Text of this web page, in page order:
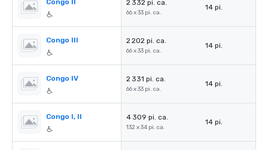
Congo II 2 332 pi. ca.
66 x 33 pi. ca.
14 pi.
Congo III 2 202 pi. ca.
66 x 33 pi. ca.
14 pi.
Congo IV 2 331 pi. ca.
66 x 33 pi. ca.
14 pi.
Congo I, II 4 309 pi. ca.
132 x 34 pi. ca.
14 pi.